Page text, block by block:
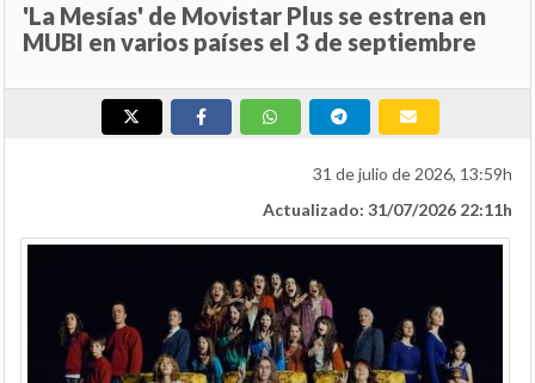
'La Mesías' de Movistar Plus se estrena en
MUBI en varios países el 3 de septiembre
31 de julio de 2026, 13:59h
Actualizado: 31/07/2026 22:11h